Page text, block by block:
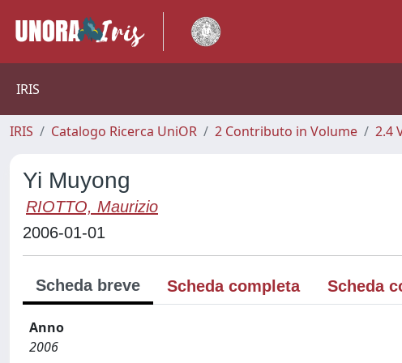
IRIS
IRIS Catalogo Ricerca UniOR 2 Contributo in Volume 2.4
Yi Muyong
RIOTTO, Maurizio
2006-01-01
Scheda breve Scheda completa Scheda
Anno
2006